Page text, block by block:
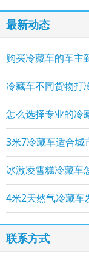
最新动态
购买冷藏车的车主
冷藏车不同货物打
怎么选择专业的冷
3米7冷藏车适合城
联系方式